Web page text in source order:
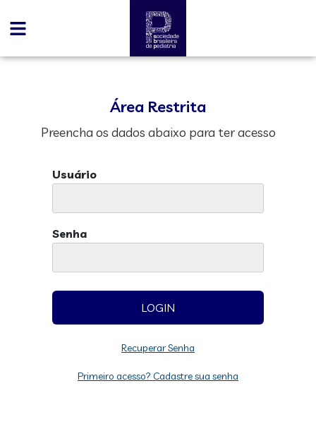
Área Restrita
Preencha os dados abaixo para ter acesso
Usuário
Senha
Recuperar Senha
Primeiro acesso? Cadastre sua senha